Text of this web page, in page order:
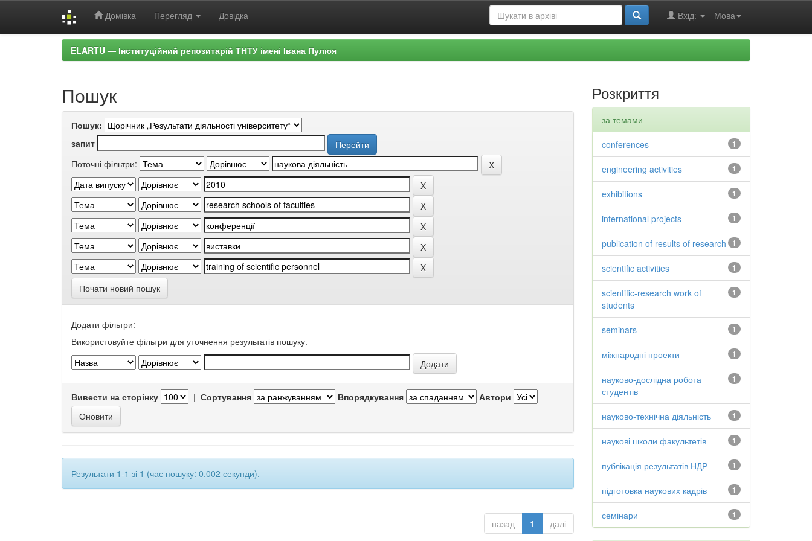
Домівка Перегляд Довідка Мова
Вхід:
ELARTU — Інституційний репозитарій ТНТУ імені Івана Пулюя
Пошук
Пошук:
запит
Поточні фільтри:
Почати новий пошук
Додати фільтри:
Використовуйте фільтри для уточнення результатів пошуку.
Вивести на сторінку | Сортування Впорядкування Автори
Результати 1-1 зі 1 (час пошуку: 0.002 секунди).
назад 1 далі
Розкриття
за темами
1
conferences
1
engineering activities
1
exhibitions
1
international projects
1
publication of results of research
1
scientific activities
1
scientific-research work of
students
1
seminars
1
міжнародні проекти
1
науково-дослідна робота
студентів
1
науково-технічна діяльність
1
наукові школи факультетів
1
публікація результатів НДР
1
підготовка наукових кадрів
1
семінари